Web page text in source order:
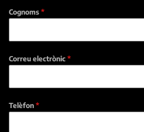
Cognoms *
Correu electrònic *
Telèfon *